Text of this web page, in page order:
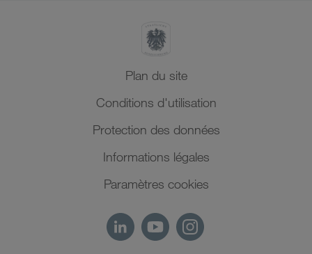
Plan du site
Conditions d'utilisation
Protection des données
Informations légales
Paramètres cookies